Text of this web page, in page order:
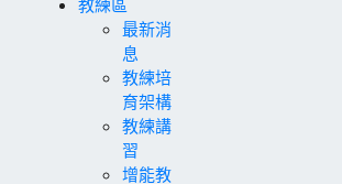
最新消
息
教練培
育架構
教練講
習
增能教